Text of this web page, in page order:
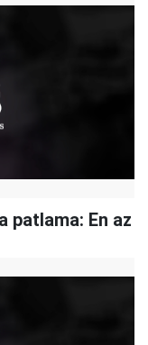
patlama: En az